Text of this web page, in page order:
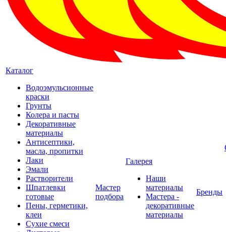
Каталог
Водоэмульсионные
краски
Грунты
Колера и пасты
Декоративные
материалы
Антисептики,
масла, пропитки
Лаки
Эмали
Растворители
Шпатлевки
готовые
Пены, герметики,
клеи
Сухие смеси
Мастер
подбора
Галерея
Наши
материалы
Мастера -
декоративные
материалы
Бренды